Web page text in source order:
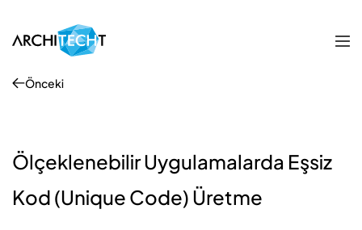
Önceki
Ölçeklenebilir Uygulamalarda Eşsiz
Kod (Unique Code) Üretme